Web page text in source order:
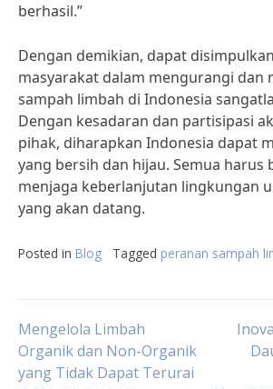
berhasil.”
Dengan demikian, dapat
masyarakat dalam mengurangi dan
sampah limbah di Indonesia
Dengan kesadaran dan partisipasi
pihak, diharapkan Indonesia dapat
yang bersih dan hijau. Semua harus
menjaga keberlanjutan lingkungan
yang akan datang.
Posted in Blog Tagged peranan sampah
Post
Mengelola Limbah
Organik dan Non-Organik
yang Tidak Dapat Terurai